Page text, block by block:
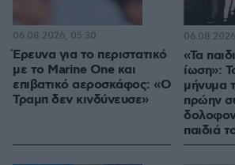
Έρευνα για το περιστατικό
με το Marine One και
επιβατικό αεροσκάφος: «Ο
Τραμπ δεν κινδύνευσε»
06.08.2026, 05:30
«Τα
ίωση»:
μήνυμα
πρώην
παιδιά